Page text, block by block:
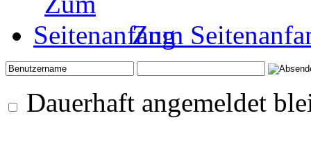
Zum
Dauerhaft angemeldet